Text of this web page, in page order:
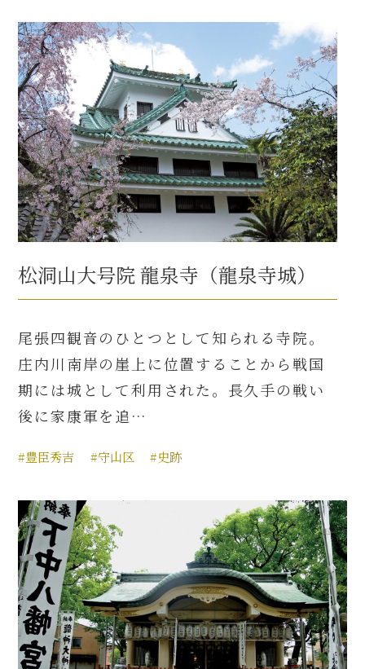
松洞山大号院 龍泉寺（龍泉寺城）
尾張四観音のひとつとして知られる寺院。
庄内川南岸の崖上に位置することから戦国
期には城として利用された。長久手の戦い
後に家康軍を追…
#豊臣秀吉 #守山区 #史跡